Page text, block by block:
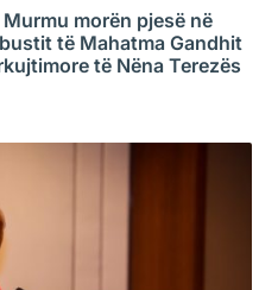
morën pjesë në
të Mahatma Gandhit
të Nëna Terezës